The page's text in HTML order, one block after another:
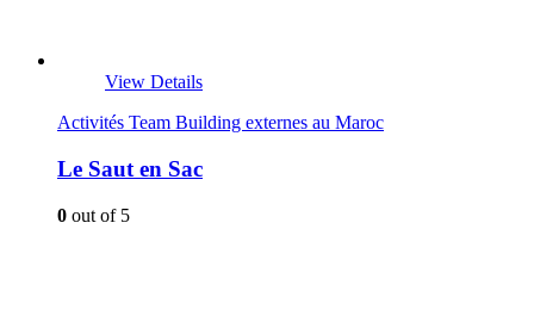
View Details
Activités Team Building externes au Maroc
Le Saut en Sac
0 out of 5